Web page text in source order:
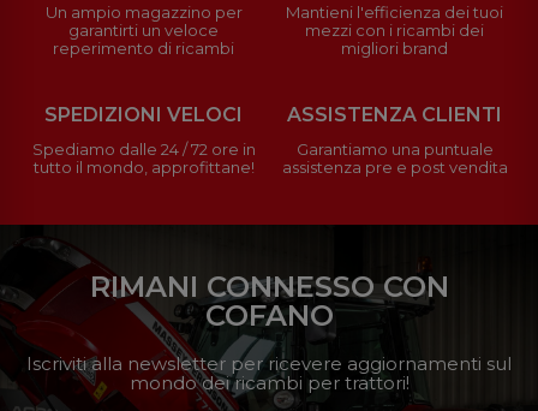
Un ampio magazzino per
garantirti un veloce
reperimento di ricambi
Mantieni l'efficienza dei tuoi
mezzi con i ricambi dei
migliori brand
SPEDIZIONI VELOCI
Spediamo dalle 24 / 72 ore in
tutto il mondo, approfittane!
ASSISTENZA CLIENTI
Garantiamo una puntuale
assistenza pre e post vendita
RIMANI CONNESSO CON
COFANO
Iscriviti alla newsletter per ricevere aggiornamenti sul
mondo dei ricambi per trattori!